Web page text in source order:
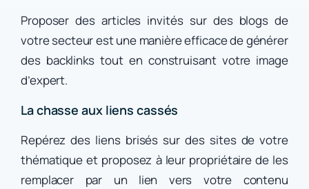
Proposer des articles invités sur des blogs de
votre secteur est une manière efficace de générer
des backlinks tout en construisant votre image
d’expert.
La chasse aux liens cassés
Repérez des liens brisés sur des sites de votre
thématique et proposez à leur propriétaire de les
remplacer par un lien vers votre contenu